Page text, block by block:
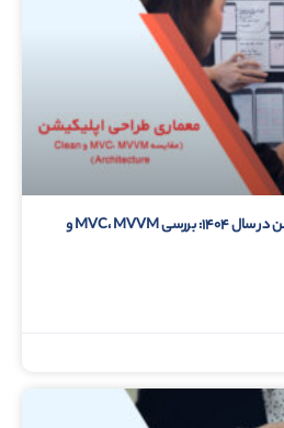
بهترین معماری طراحی اپلیکیشن در سال ۱۴۰۴: بررسی MVC، MVVM و